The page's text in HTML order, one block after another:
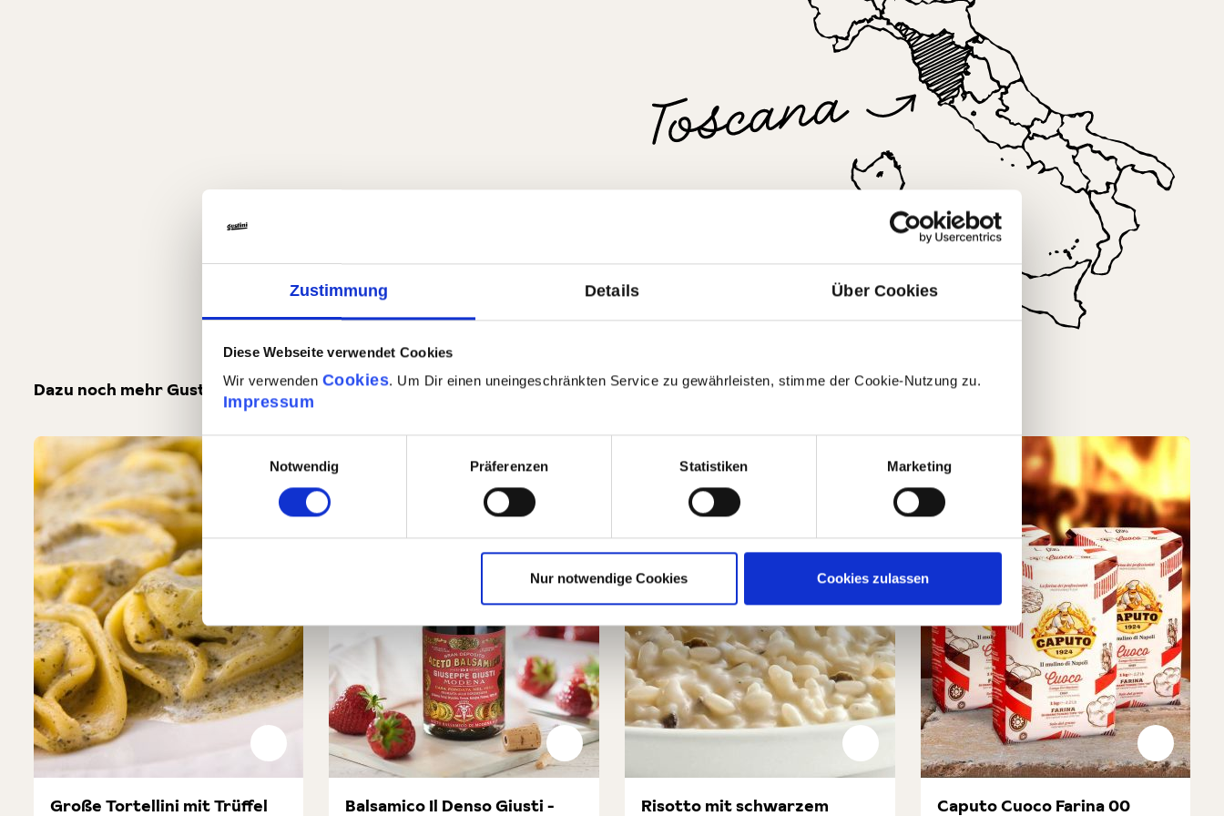
Zustimmung Details Über Cookies
Diese Webseite verwendet Cookies
Wir verwenden Cookies. Um Dir einen uneingeschränkten Service zu gewährleisten, stimme der Cookie-Nutzung zu.
Impressum
Einwilligungsauswahl
Notwendig
Präferenzen Statistiken Marketing
Nur notwendige Cookies Cookies zulassen
Alle Produkte aus Toskana
Dazu noch mehr Gusto für Dich Kunden kauften auch
Produktgalerie überspringen
Große Tortellini mit Trüffel
Balsamico Il Denso Giusti -
Risotto mit schwarzem
Caputo Cuoco Farina 00